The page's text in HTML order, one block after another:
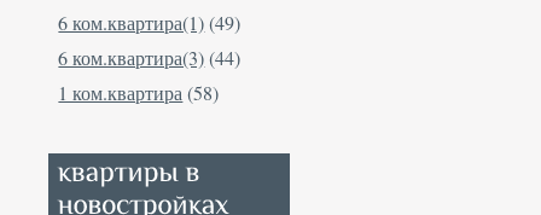
6 ком.квартира(1)(49)
6 ком.квартира(3)(44)
1 ком.квартира (58)